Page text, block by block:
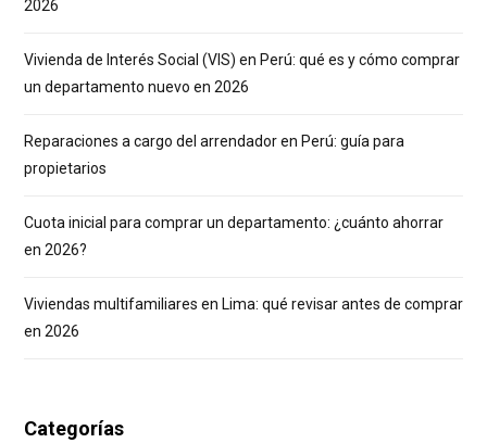
2026
Vivienda de Interés Social (VIS) en Perú: qué es y cómo comprar
un departamento nuevo en 2026
Reparaciones a cargo del arrendador en Perú: guía para
propietarios
Cuota inicial para comprar un departamento: ¿cuánto ahorrar
en 2026?
Viviendas multifamiliares en Lima: qué revisar antes de comprar
en 2026
Categorías